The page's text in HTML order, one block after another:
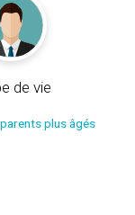
de vie
plus âgés